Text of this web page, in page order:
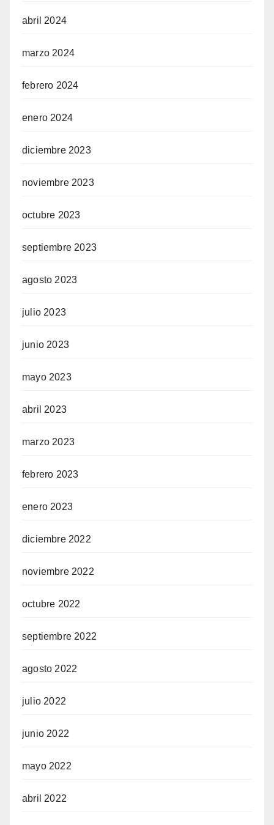
abril 2024
marzo 2024
febrero 2024
enero 2024
diciembre 2023
noviembre 2023
octubre 2023
septiembre 2023
agosto 2023
julio 2023
junio 2023
mayo 2023
abril 2023
marzo 2023
febrero 2023
enero 2023
diciembre 2022
noviembre 2022
octubre 2022
septiembre 2022
agosto 2022
julio 2022
junio 2022
mayo 2022
abril 2022